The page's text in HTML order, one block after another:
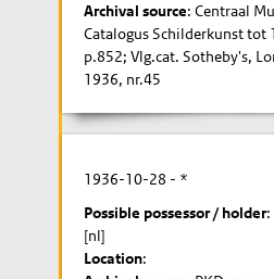
Archival source: Centraal
Catalogus Schilderkunst tot
p.852; Vlg.cat. Sotheby's,
1936, nr.45
1936-10-28 - *
Possible possessor / holder:
[nl]
Location: